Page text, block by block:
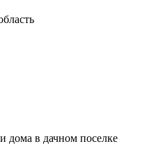
дома в дачном поселке